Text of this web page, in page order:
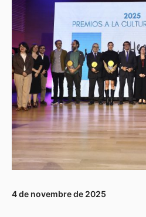
4 de novembre de 2025